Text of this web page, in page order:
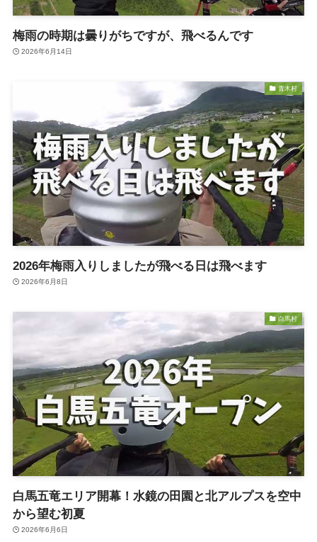
梅雨の時期は曇りがちですが、飛べるんです
2026年6月14日
青木村
2026年梅雨入りしましたが飛べる日は飛べます
2026年6月8日
白馬村
白馬五竜エリア開幕！水鏡の田園と北アルプスを空中
から望む初夏
2026年6月6日